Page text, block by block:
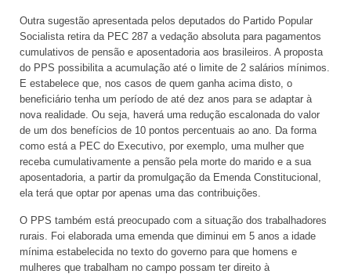
Outra sugestão apresentada pelos deputados do Partido Popular
Socialista retira da PEC 287 a vedação absoluta para pagamentos
cumulativos de pensão e aposentadoria aos brasileiros. A proposta
do PPS possibilita a acumulação até o limite de 2 salários mínimos.
E estabelece que, nos casos de quem ganha acima disto, o
beneficiário tenha um período de até dez anos para se adaptar à
nova realidade. Ou seja, haverá uma redução escalonada do valor
de um dos benefícios de 10 pontos percentuais ao ano. Da forma
como está a PEC do Executivo, por exemplo, uma mulher que
receba cumulativamente a pensão pela morte do marido e a sua
aposentadoria, a partir da promulgação da Emenda Constitucional,
ela terá que optar por apenas uma das contribuições.
O PPS também está preocupado com a situação dos trabalhadores
rurais. Foi elaborada uma emenda que diminui em 5 anos a idade
mínima estabelecida no texto do governo para que homens e
mulheres que trabalham no campo possam ter direito à